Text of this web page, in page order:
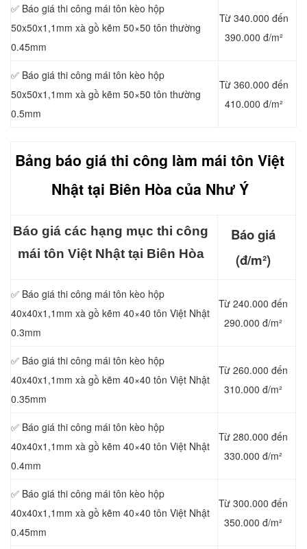
✅ Báo giá thi công mái tôn kèo hộp
50x50x1,1mm xà gồ kẽm 50×50 tôn thường
0.45mm
Từ 340.000 đến
390.000 đ/m²
✅ Báo giá thi công mái tôn kèo hộp
50x50x1,1mm xà gồ kẽm 50×50 tôn thường
0.5mm
Từ 360.000 đến
410.000 đ/m²
Bảng báo giá thi công làm mái tôn Việt
Nhật tại Biên Hòa của Như Ý
Báo giá các hạng mục thi công
mái tôn Việt Nhật tại Biên Hòa
Báo giá
(đ/m²)
✅ Báo giá thi công mái tôn kèo hộp
40x40x1,1mm xà gồ kẽm 40×40 tôn Việt Nhật
0.3mm
Từ 240.000 đến
290.000 đ/m²
✅ Báo giá thi công mái tôn kèo hộp
40x40x1,1mm xà gồ kẽm 40×40 tôn Việt Nhật
0.35mm
Từ 260.000 đến
310.000 đ/m²
✅ Báo giá thi công mái tôn kèo hộp
40x40x1,1mm xà gồ kẽm 40×40 tôn Việt Nhật
0.4mm
Từ 280.000 đến
330.000 đ/m²
✅ Báo giá thi công mái tôn kèo hộp
40x40x1,1mm xà gồ kẽm 40×40 tôn Việt Nhật
0.45mm
Từ 300.000 đến
350.000 đ/m²